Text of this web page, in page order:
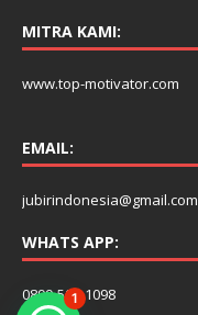
MITRA KAMI:
www.top-motivator.com
EMAIL:
jubirindonesia@gmail.com
WHATS APP:
0899-506-1098
1